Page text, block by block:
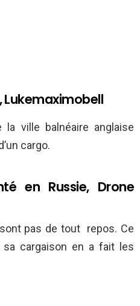
ville balnéaire anglaise
cargo.
en Russie, Drone
pas de tout repos. Ce
cargaison en a fait les